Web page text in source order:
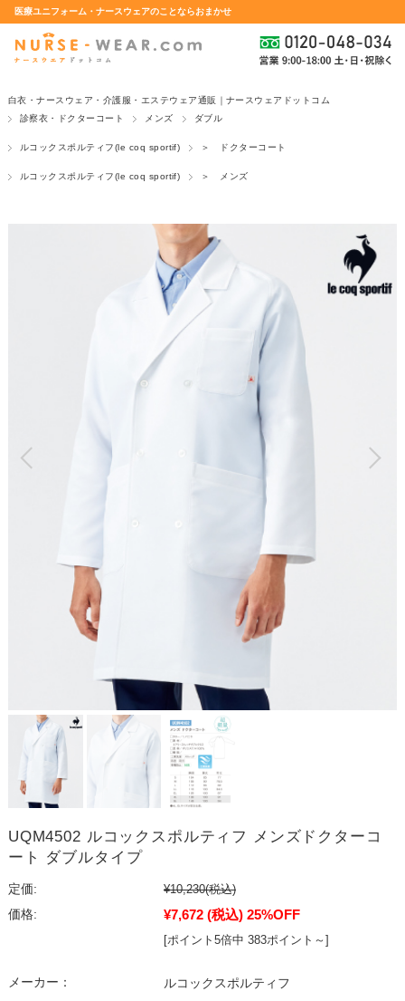
医療ユニフォーム・ナースウェアのことならおまかせ
白衣・ナースウェア・介護服・エステウェア通販｜ナースウェアドットコム
診察衣・ドクターコート
メンズ ダブル
ルコックスポルティフ(le coq sportif) ＞ ドクターコート
ルコックスポルティフ(le coq sportif) ＞ メンズ
UQM4502 ルコックスポルティフ メンズドクターコ
ート ダブルタイプ
定価: ¥10,230(税込)
価格:
¥7,672 (税込) 25%OFF
[ポイント5倍中 383ポイント～]
メーカー：
ルコックスポルティフ